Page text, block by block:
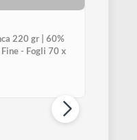
ESAURITO